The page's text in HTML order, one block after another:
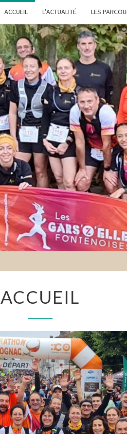
ACCUEIL L’ACTUALITÉ LES
ACCUEIL